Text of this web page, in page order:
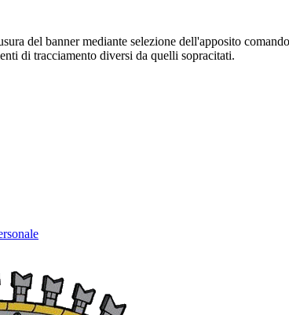
del banner mediante selezione dell'apposito
di tracciamento diversi da quelli sopracitati.